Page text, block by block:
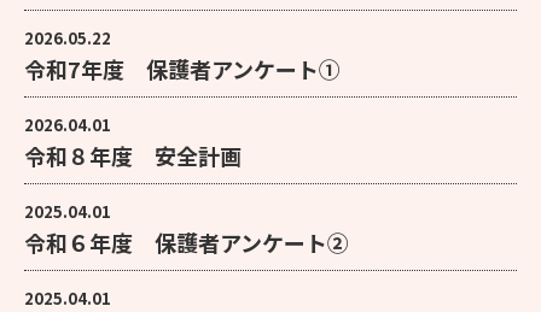
2026.05.22
令和7年度 保護者アンケート①
2026.04.01
令和８年度 安全計画
2025.04.01
令和６年度 保護者アンケート②
2025.04.01